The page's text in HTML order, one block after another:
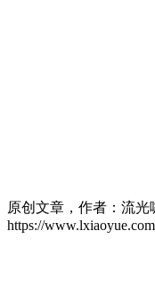
原创文章，作者：流光
https://